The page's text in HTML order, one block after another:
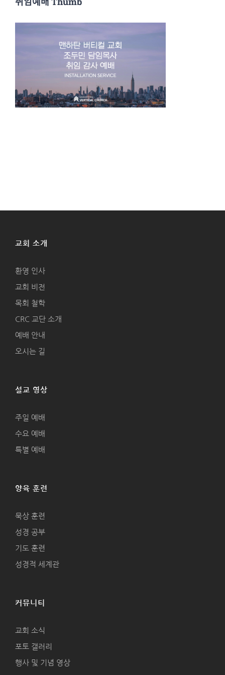
교회 소개
환영 인사
교회 비전
목회 철학
CRC 교단 소개
예배 안내
오시는 길
설교 영상
주일 예배
수요 예배
특별 예배
양육 훈련
묵상 훈련
성경 공부
기도 훈련
성경적 세계관
커뮤니티
교회 소식
포토 갤러리
행사 및 기념 영상